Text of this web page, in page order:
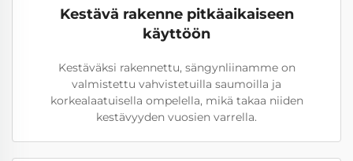
Kestävä rakenne pitkäaikaiseen
käyttöön
Kestäväksi rakennettu, sängynliinamme on
valmistettu vahvistetuilla saumoilla ja
korkealaatuisella ompelella, mikä takaa niiden
kestävyyden vuosien varrella.